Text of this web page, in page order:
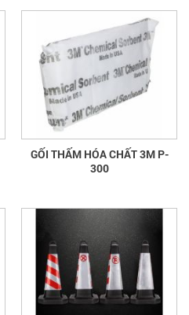
GỐI THẤM HÓA CHẤT 3M P-
300